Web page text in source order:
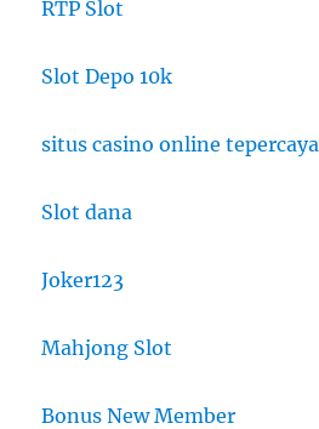
RTP Slot
Slot Depo 10k
situs casino online tepercaya
Slot dana
Joker123
Mahjong Slot
Bonus New Member